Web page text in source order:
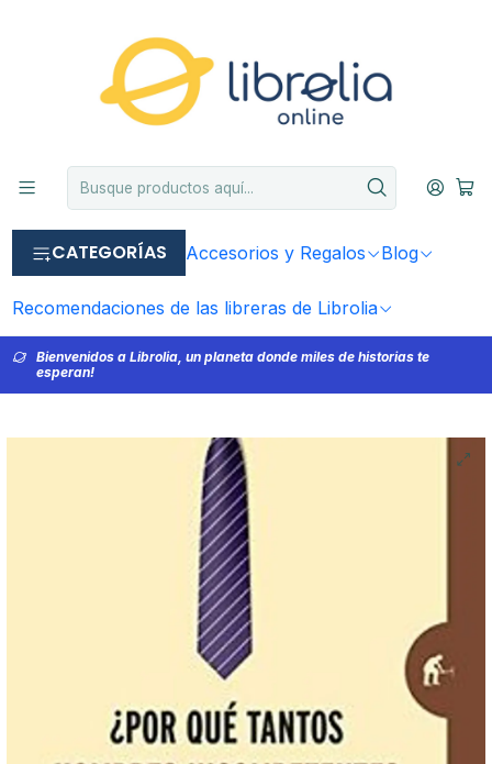
CATEGORÍAS Accesorios y Regalos Blog
Recomendaciones de las libreras de Librolia
Bienvenidos a Librolia, un planeta donde miles de historias te
esperan!